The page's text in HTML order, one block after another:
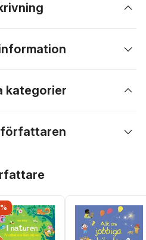
kategorier
författaren